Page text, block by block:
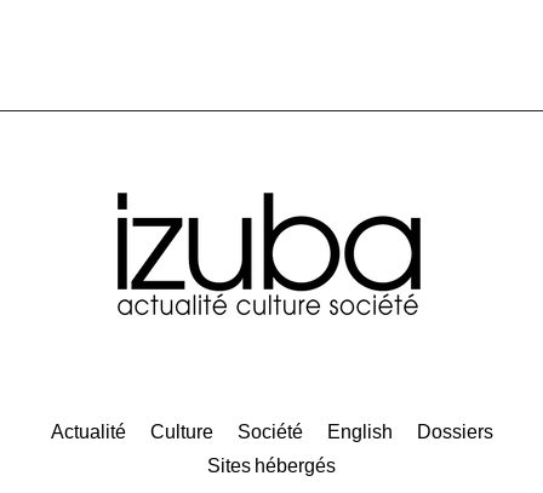
Actualité Culture Société English
Dossiers
Sites hébergés